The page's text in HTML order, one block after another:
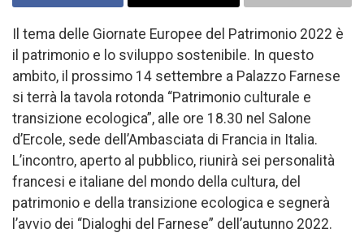
Il tema delle Giornate Europee del Patrimonio 2022 è
il patrimonio e lo sviluppo sostenibile. In questo
ambito, il prossimo 14 settembre a Palazzo Farnese
si terrà la tavola rotonda “Patrimonio culturale e
transizione ecologica”, alle ore 18.30 nel Salone
d’Ercole, sede dell’Ambasciata di Francia in Italia.
L’incontro, aperto al pubblico, riunirà sei personalità
francesi e italiane del mondo della cultura, del
patrimonio e della transizione ecologica e segnerà
l’avvio dei “Dialoghi del Farnese” dell’autunno 2022.